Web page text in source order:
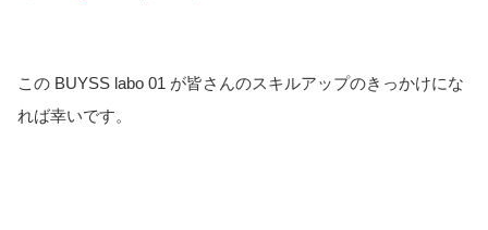
この BUYSS labo 01 が皆さんのスキルアップのきっかけにな
れば幸いです。